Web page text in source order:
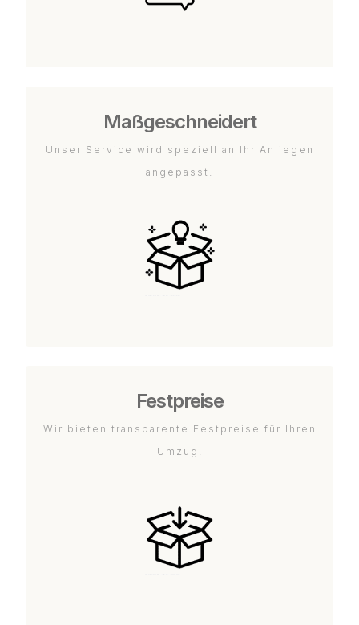
Maßgeschneidert
Unser Service wird speziell an Ihr Anliegen
angepasst.
Festpreise
Wir bieten transparente Festpreise für Ihren
Umzug.